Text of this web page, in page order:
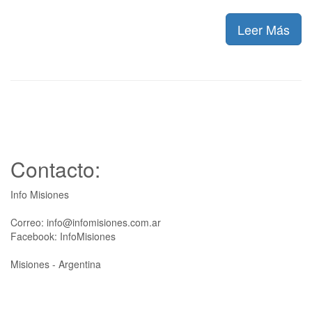
Leer Más
Contacto:
Info Misiones
Correo: info@infomisiones.com.ar
Facebook: InfoMisiones
Misiones - Argentina